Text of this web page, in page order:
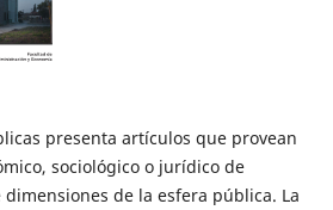
presenta artículos que provean
sociológico o jurídico de
de la esfera pública. La